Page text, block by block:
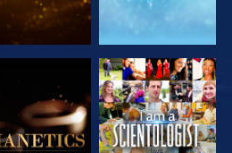
VERKEN DE
SERIE
KIJK